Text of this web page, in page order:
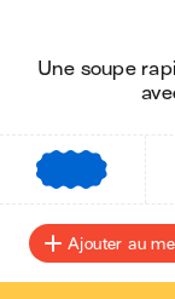
Une soupe
Ajouter au